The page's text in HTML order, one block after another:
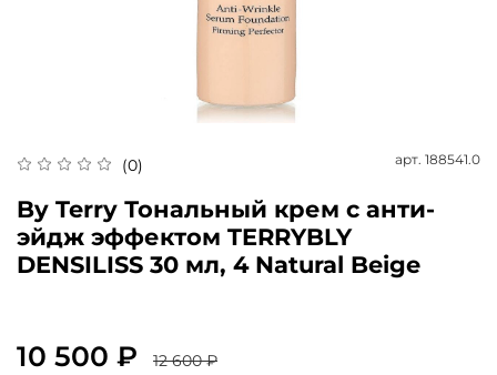
(0) арт. 188541.0
By Terry Тональный крем с анти-
эйдж эффектом TERRYBLY
DENSILISS 30 мл, 4 Natural Beige
10 500 ₽ 12 600 ₽